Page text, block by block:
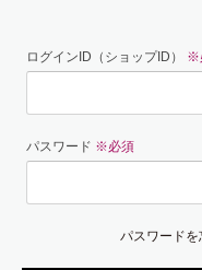
ログインID（ショップID） ※
パスワード ※必須
パスワードを